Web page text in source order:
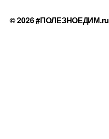
© 2026#ПОЛЕЗНОЕДИМ.ru